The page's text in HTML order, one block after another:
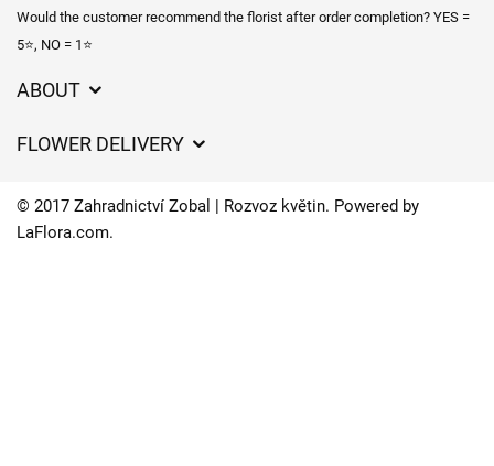
Would the customer recommend the florist after order completion? YES =
5⭐, NO = 1⭐
ABOUT
Delivery times
FAQ’s
FLOWER DELIVERY
Delivery areas
© 2017 Zahradnictví Zobal | Rozvoz květin. Powered by
LaFlora.com.